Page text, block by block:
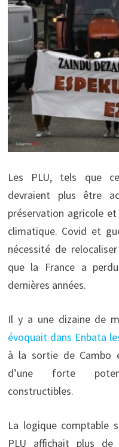
Les PLU, tels que
devraient plus être
préservation agricole
climatique. Covid et
nécessité de
que la France a
dernières années.
Il y a une dizaine de
évoquait dans Enbata
à la sortie de Cambo
d’une forte
constructibles.
La logique comptable
PLU affichait plus